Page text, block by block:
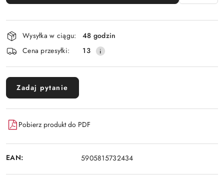
Dostępność
i
dostawa
Wysyłka w ciągu:
48 godzin
Cena przesyłki:
13
Zadaj pytanie
Pobierz produkt do PDF
EAN: 5905815732434